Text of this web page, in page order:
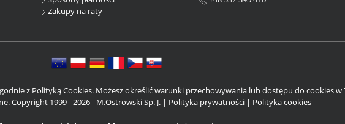
Zakupy na raty
z Polityką Cookies. Możesz określić warunki przechowywania lub dostępu do cookies w
Copyright 1999 - 2026 - M.Ostrowski Sp. J. | Polityka prywatności | Polityka cookies